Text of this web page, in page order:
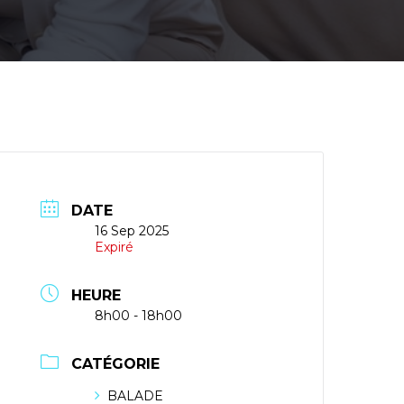
DATE
16 Sep 2025
Expiré
HEURE
8h00 - 18h00
CATÉGORIE
BALADE